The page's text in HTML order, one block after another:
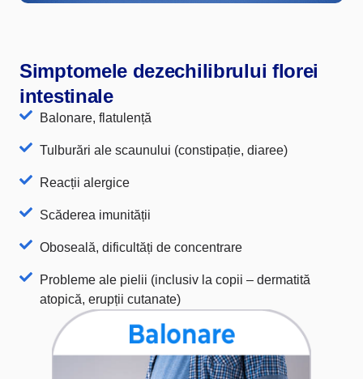
Simptomele dezechilibrului florei
intestinale
Balonare, flatulență
Tulburări ale scaunului (constipație, diaree)
Reacții alergice
Scăderea imunității
Oboseală, dificultăți de concentrare
Probleme ale pielii (inclusiv la copii – dermatită
atopică, erupții cutanate)